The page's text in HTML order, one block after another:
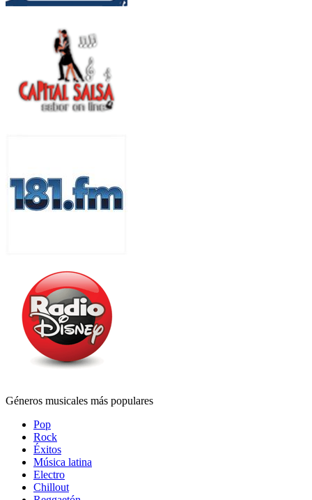
Géneros musicales más populares
Pop
Rock
Éxitos
Música latina
Electro
Chillout